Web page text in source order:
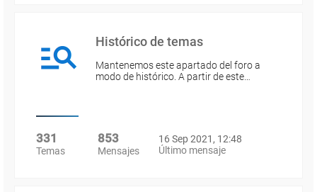
Histórico de temas
Mantenemos este apartado del foro a
modo de histórico. A partir de este…
331
Temas
853
Mensajes
16 Sep 2021, 12:48
Último mensaje